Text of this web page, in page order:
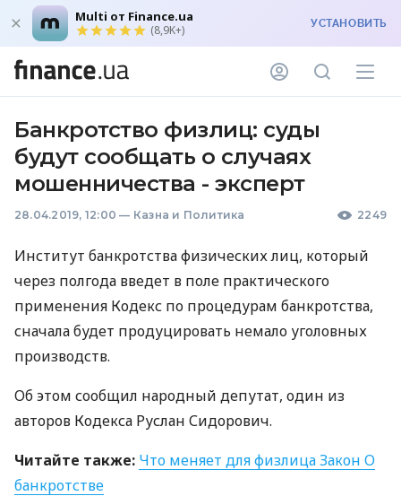
Multi от Finance.ua
(8,9K+) УСТАНОВИТЬ
Банкротство физлиц: суды
будут сообщать о случаях
мошенничества - эксперт
28.04.2019, 12:00 — Казна и Политика 2249
Институт банкротства физических лиц, который
через полгода введет в поле практического
применения Кодекс по процедурам банкротства,
сначала будет продуцировать немало уголовных
производств.
Об этом сообщил народный депутат, один из
авторов Кодекса Руслан Сидорович.
Читайте также: Что меняет для физлица Закон О
банкротстве